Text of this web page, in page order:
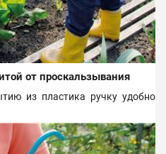
от проскальзывания
из пластика ручку удобно